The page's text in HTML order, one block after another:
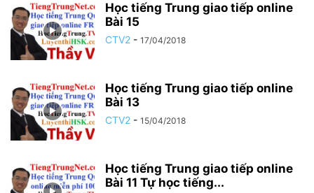
Học tiếng Trung giao tiếp online
Bài 15
CTV2 - 17/04/2018
Học tiếng Trung giao tiếp online
Bài 13
CTV2 - 15/04/2018
Học tiếng Trung giao tiếp online
Bài 11 Tự học tiếng...